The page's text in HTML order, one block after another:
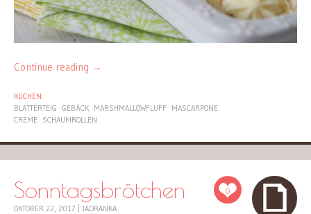
Continue reading →
KUCHEN
BLATTERTEIG GEBÄCK MARSHMALLOWFLUFF
MASCARPONE
CREME
SCHAUMROLLEN
0
Sonntagsbrötchen
OKTOBER 22, 2017 JADRANKA